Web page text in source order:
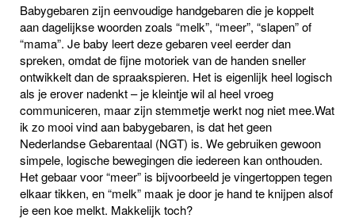
Babygebaren zijn eenvoudige handgebaren die je koppelt
aan dagelijkse woorden zoals “melk”, “meer”, “slapen” of
“mama”. Je baby leert deze gebaren veel eerder dan
spreken, omdat de fijne motoriek van de handen sneller
ontwikkelt dan de spraakspieren. Het is eigenlijk heel logisch
als je erover nadenkt – je kleintje wil al heel vroeg
communiceren, maar zijn stemmetje werkt nog niet mee.Wat
ik zo mooi vind aan babygebaren, is dat het geen
Nederlandse Gebarentaal (NGT) is. We gebruiken gewoon
simpele, logische bewegingen die iedereen kan onthouden.
Het gebaar voor “meer” is bijvoorbeeld je vingertoppen tegen
elkaar tikken, en “melk” maak je door je hand te knijpen alsof
je een koe melkt. Makkelijk toch?